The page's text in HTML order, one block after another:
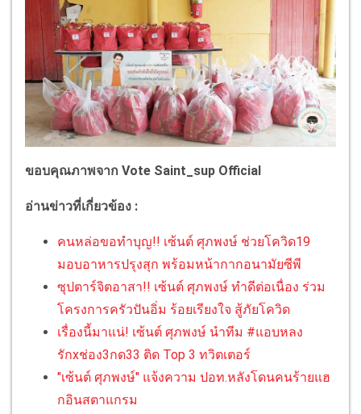
ขอบคุณภาพจาก Vote Saint_sup Official
อ่านข่าวที่เกี่ยวข้อง :
คนหล่อขอทำบุญ!! เซ้นต์ ศุภพงษ์ ช่วยโควิด19
มอบอาหารปรุงสุก พร้อมหน้ากากอนามัยซีพี
ซุปตาร์จิตอาสา!! เซ้นต์ ศุภพงษ์ ทำดีต่อเนื่อง ร่วม
โครงการครัวปันอิ่ม ร้อยเรียงใจ สู้ภัยโควิด
เรื่องนี้มาแน่! เซ้นต์ ศุภพงษ์ นำทีม #แอบหลง
รักxช่อง3กด33 ติด Top 3 ทวิตเตอร์
"เซ้นต์ ศุภพงษ์" แจ้งความ ปอท.หลังโดนคนร้ายแฮ
กอินสตาแกรม